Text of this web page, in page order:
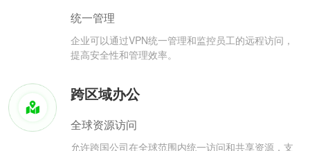
统一管理
企业可以通过VPN统一管理和监控员工的远程访问，
提高安全性和管理效率。
跨区域办公
全球资源访问
允许跨国公司在全球范围内统一访问和共享资源，支